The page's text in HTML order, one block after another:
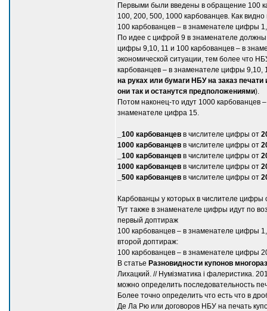
Первыми были введены в обращение 100
100, 200, 500, 1000 карбованцев. Как
100 карбованцев – в знаменателе цифры
По идее с цифрой 9 в знаменателе
цифры 9,10, 11 и 100 карбованцев – в
экономической ситуации, тем более что
карбованцев – в знаменателе цифры
на руках или бумаги НБУ на заказ
они так и останутся предположениями).
Потом наконец-то идут 1000
знаменателе цифра 15.
_100 карбованцев в числителе цифры от
1000 карбованцев в числителе цифры от
_100 карбованцев в числителе цифры от
1000 карбованцев в числителе цифры от
_500 карбованцев в числителе цифры от
Карбованцы у которых в числителе
Тут также в знаменателе цифры идут по
первый доптираж
100 карбованцев – в знаменателе цифры
второй доптираж:
100 карбованцев – в знаменателе цифры
В статье Разновидности купонов
Лихацкий. // Нумізматика і фалеристика.
можно определить последовательность
Более точно определить что есть что в
Де Ла Рю или договоров НБУ на печать